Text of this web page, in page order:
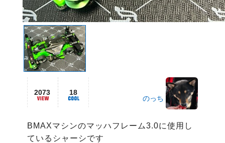
2073 18
のっち
BMAXマシンのマッハフレーム3.0に使用し
ているシャーシです